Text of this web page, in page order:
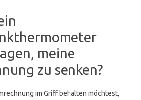
meine
zu senken?
im Griff behalten möchtest,